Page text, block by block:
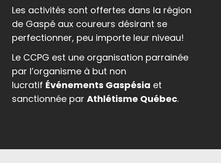
Les activités sont offertes dans la région
de Gaspé aux coureurs désirant se
perfectionner, peu importe leur niveau!
Le CCPG est une organisation parrainée
par l’organisme à but non
lucratif Événements Gaspésia et
sanctionnée par Athlétisme Québec.